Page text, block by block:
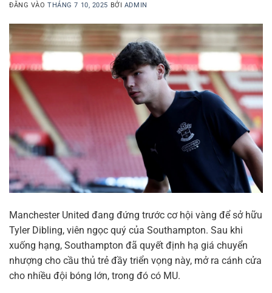
ĐĂNG VÀOTHÁNG 7 10, 2025 BỞI ADMIN
Manchester United đang đứng trước cơ hội vàng để sở hữu
Tyler Dibling, viên ngọc quý của Southampton. Sau khi
xuống hạng, Southampton đã quyết định hạ giá chuyển
nhượng cho cầu thủ trẻ đầy triển vọng này, mở ra cánh cửa
cho nhiều đội bóng lớn, trong đó có MU.